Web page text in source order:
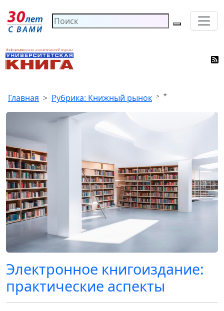
Главная Рубрика: Книжный рынок *
Электронное книгоиздание:
практические аспекты